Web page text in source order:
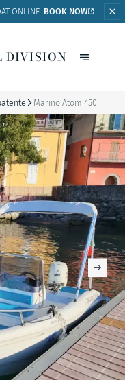
ONLINE BOOK NOW
DIVISION
Marino Atom 450